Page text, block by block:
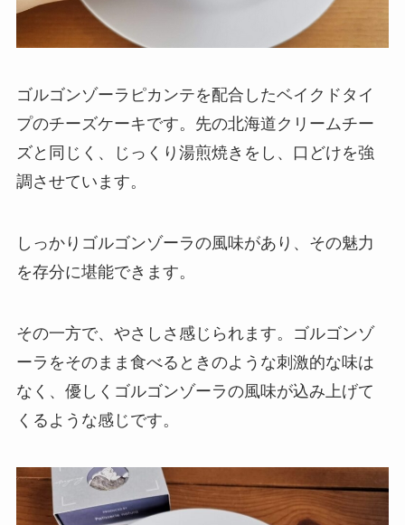
ゴルゴンゾーラピカンテを配合したベイクドタイ
プのチーズケーキです。先の北海道クリームチー
ズと同じく、じっくり湯煎焼きをし、口どけを強
調させています。
しっかりゴルゴンゾーラの風味があり、その魅力
を存分に堪能できます。
その一方で、やさしさ感じられます。ゴルゴンゾ
ーラをそのまま食べるときのような刺激的な味は
なく、優しくゴルゴンゾーラの風味が込み上げて
くるような感じです。